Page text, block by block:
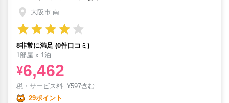
大阪市 南
8非常に満足 (0件口コミ)
1部屋 x 1泊
¥6,462
税・サービス料 ¥597含む
29ポイント